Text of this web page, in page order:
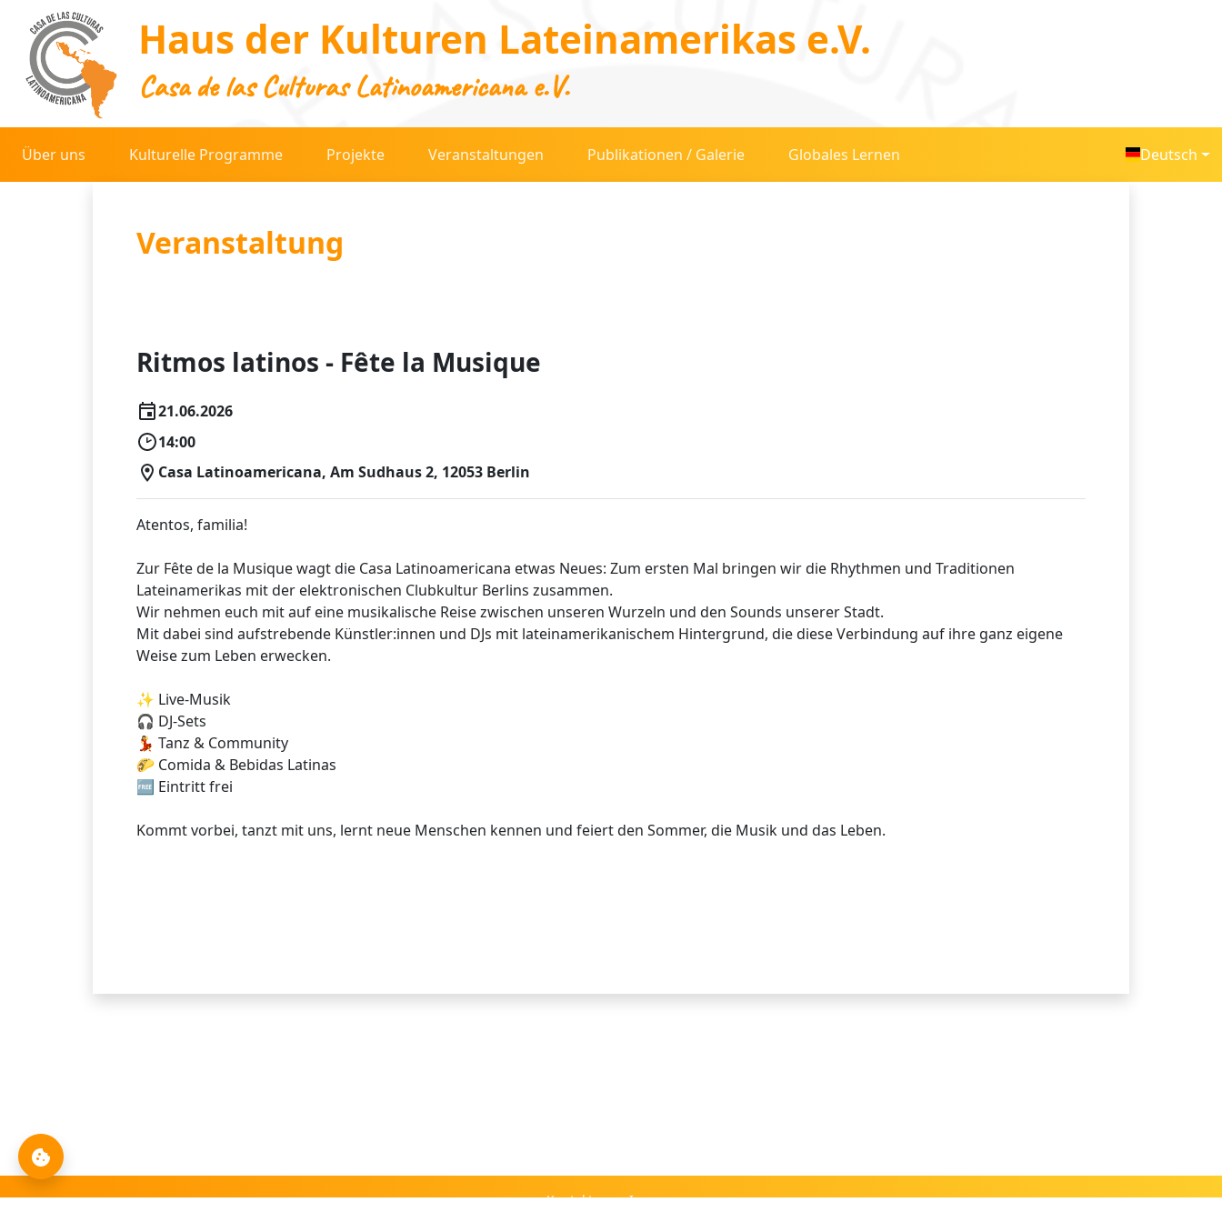
Haus der Kulturen Lateinamerikas e.V.
Casa de las Culturas Latinoamericana e.V.
Über uns Kulturelle Programme Projekte Veranstaltungen Publikationen / Galerie Globales Lernen Deutsch
Veranstaltung
Ritmos latinos - Fête la Musique
21.06.2026
14:00
Casa Latinoamericana, Am Sudhaus 2, 12053 Berlin
Atentos, familia!
Zur Fête de la Musique wagt die Casa Latinoamericana etwas Neues: Zum ersten Mal bringen wir die Rhythmen und Traditionen
Lateinamerikas mit der elektronischen Clubkultur Berlins zusammen.
Wir nehmen euch mit auf eine musikalische Reise zwischen unseren Wurzeln und den Sounds unserer Stadt.
Mit dabei sind aufstrebende Künstler:innen und DJs mit lateinamerikanischem Hintergrund, die diese Verbindung auf ihre ganz eigene
Weise zum Leben erwecken.
✨ Live-Musik
🎧 DJ-Sets
💃 Tanz & Community
🌮 Comida & Bebidas Latinas
🆓 Eintritt frei
Kommt vorbei, tanzt mit uns, lernt neue Menschen kennen und feiert den Sommer, die Musik und das Leben.
Kontakt
Impressum